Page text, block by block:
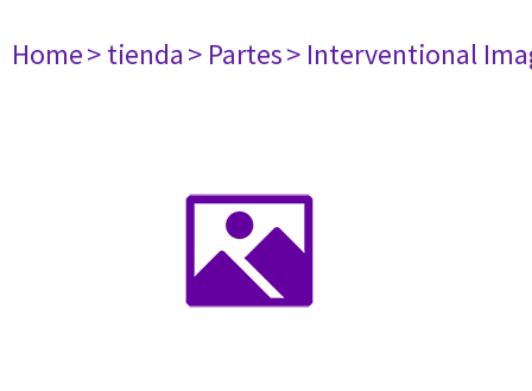
Home> tienda> Partes> Interventional